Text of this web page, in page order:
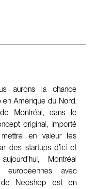
aurons la chance
en Amérique du Nord,
Montréal, dans le
original, importé
en valeur les
des startups d’ici et
Montréal
avec
de Neoshop est en